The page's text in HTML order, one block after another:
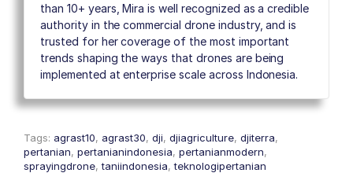
than 10+ years, Mira is well recognized as a credible
authority in the commercial drone industry, and is
trusted for her coverage of the most important
trends shaping the ways that drones are being
implemented at enterprise scale across Indonesia.
Tags: agrast10, agrast30, dji, djiagriculture, djiterra,
pertanian, pertanianindonesia, pertanianmodern,
sprayingdrone,taniindonesia,teknologipertanian